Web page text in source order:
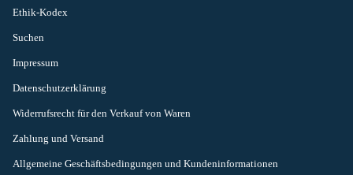
Ethik-Kodex
Suchen
Impressum
Datenschutzerklärung
Widerrufsrecht für den Verkauf von Waren
Zahlung und Versand
Allgemeine Geschäftsbedingungen und Kundeninformationen